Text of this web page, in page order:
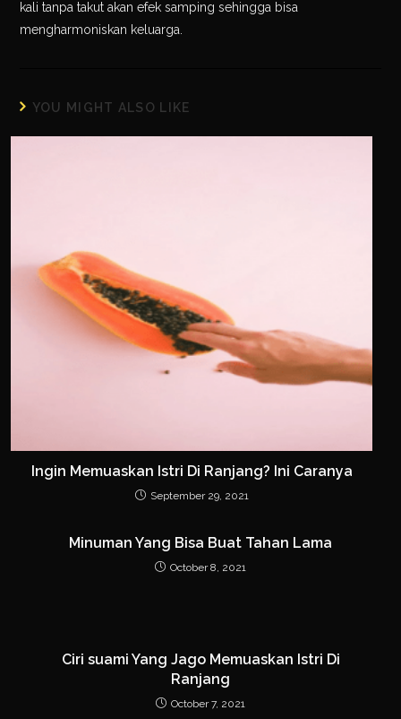
kali tanpa takut akan efek samping sehingga bisa
mengharmoniskan keluarga.
YOU MIGHT ALSO LIKE
Ingin Memuaskan Istri Di Ranjang? Ini Caranya
September 29, 2021
Minuman Yang Bisa Buat Tahan Lama
October 8, 2021
Ciri suami Yang Jago Memuaskan Istri Di
Ranjang
October 7, 2021